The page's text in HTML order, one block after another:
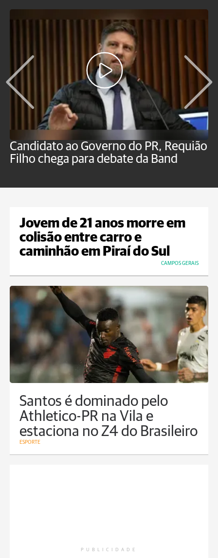
Candidato ao Governo do PR, Requião
Filho chega para debate da Band
Jovem de 21 anos morre em
colisão entre carro e
caminhão em Piraí do Sul
CAMPOS GERAIS
Santos é dominado pelo
Athletico-PR na Vila e
estaciona no Z4 do Brasileiro
ESPORTE
PUBLICIDADE